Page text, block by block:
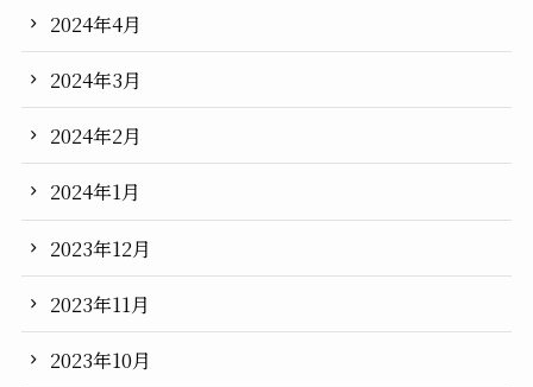
2024年4月
2024年3月
2024年2月
2024年1月
2023年12月
2023年11月
2023年10月